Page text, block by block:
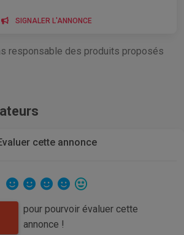
SIGNALER L'ANNONCE
responsable des produits proposés
cette annonce
pour pourvoir évaluer cette
annonce !